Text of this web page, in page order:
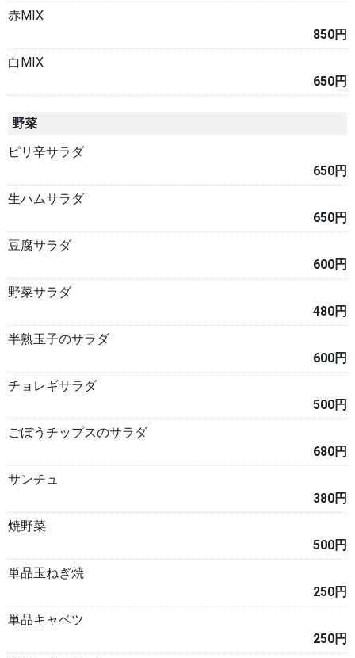
赤MIX
850円
白MIX
650円
野菜
ピリ辛サラダ
650円
生ハムサラダ
650円
豆腐サラダ
600円
野菜サラダ
480円
半熟玉子のサラダ
600円
チョレギサラダ
500円
ごぼうチップスのサラダ
680円
サンチュ
380円
焼野菜
500円
単品玉ねぎ焼
250円
単品キャベツ
250円